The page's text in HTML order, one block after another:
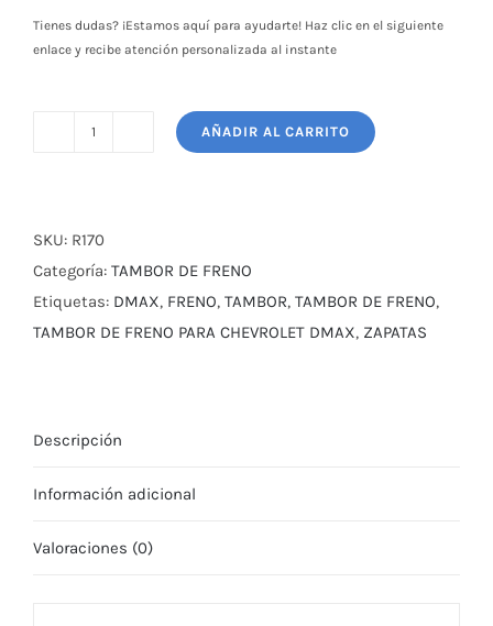
Tienes dudas? ¡Estamos aquí para ayudarte! Haz clic en el siguiente
enlace y recibe atención personalizada al instante
PARA
CHEVROLET
DMAX
4X2
AÑADIR AL CARRITO
SKU: R170
Categoría: TAMBOR DE FRENO
Etiquetas: DMAX, FRENO, TAMBOR, TAMBOR DE FRENO,
TAMBOR DE FRENO PARA CHEVROLET DMAX, ZAPATAS
Descripción
Información adicional
Valoraciones (0)